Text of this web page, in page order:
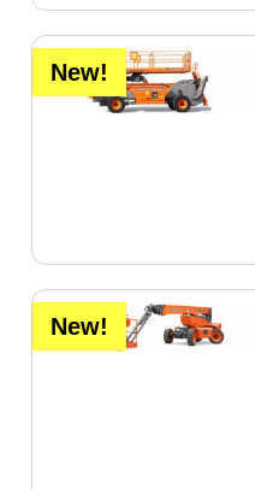
New!
New!